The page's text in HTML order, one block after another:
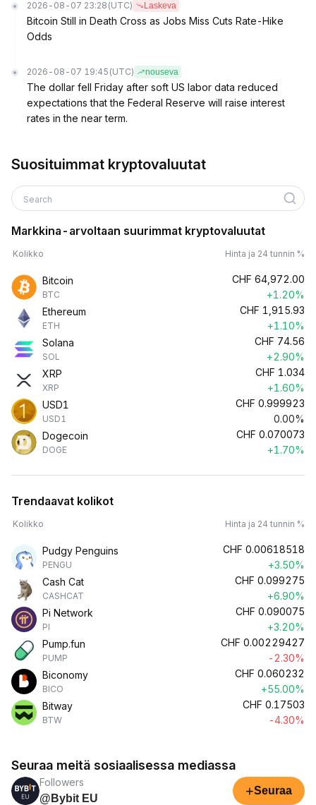
2026-08-07 23:28 (UTC) Laskeva
Bitcoin Still in Death Cross as Jobs Miss Cuts Rate-Hike
Odds
2026-08-07 19:45 (UTC) nouseva
The dollar fell Friday after soft US labor data reduced
expectations that the Federal Reserve will raise interest
rates in the near term.
Suosituimmat kryptovaluutat
Search
Markkina-arvoltaan suurimmat kryptovaluutat
Kolikko Hinta ja 24 tunnin %
Bitcoin
BTC
CHF 64,972.00
+1.20%
Ethereum
ETH
CHF 1,915.93
+1.10%
Solana
SOL
CHF 74.56
+2.90%
XRP
XRP
CHF 1.034
+1.60%
USD1
USD1
CHF 0.999923
0.00%
Dogecoin
DOGE
CHF 0.070073
+1.70%
Trendaavat kolikot
Kolikko Hinta ja 24 tunnin %
Pudgy Penguins
PENGU
CHF 0.00618518
+3.50%
Cash Cat
CASHCAT
CHF 0.099275
+6.90%
Pi Network
PI
CHF 0.090075
+3.20%
Pump.fun
PUMP
CHF 0.00229427
-2.30%
Biconomy
BICO
CHF 0.060232
+55.00%
Bitway
BTW
CHF 0.17503
-4.30%
Seuraa meitä sosiaalisessa mediassa
Followers
@Bybit EU
+Seuraa